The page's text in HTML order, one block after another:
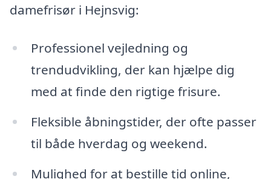
damefrisør i Hejnsvig:
Professionel vejledning og
trendudvikling, der kan hjælpe dig
med at finde den rigtige frisure.
Fleksible åbningstider, der ofte passer
til både hverdag og weekend.
Mulighed for at bestille tid online,